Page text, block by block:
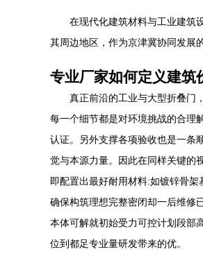
在现代化建筑材料与工业建筑
其周边地区，作为京津冀协同发展
专业厂家如何定义建筑
真正前沿的工业与大型折叠门
每一个细节都是对环境挑战的合理
认证。另外支撑各项验收也是一条
觉与本源力量。因此在同样关键的
即配置出最好耐用材料:如镀锌骨
确保构筑理想完整密闭却一后维修
本体可解就初始受力可控计划段部
位到都足专业量研发带来的优。